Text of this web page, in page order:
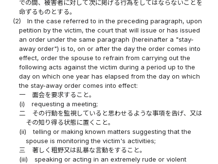
での間、被害者に対して次に掲げる行為をしてはならないことを
命ずるものとする。
(2)
In the case referred to in the preceding paragraph, upon
petition by the victim, the court that will issue or has issued
an order under the same paragraph (hereinafter a "stay-
away order") is to, on or after the day the order comes into
effect, order the spouse to refrain from carrying out the
following acts against the victim during a period up to the
day on which one year has elapsed from the day on which
the stay-away order comes into effect:
一
面会を要求すること。
(i)
requesting a meeting;
二
その行動を監視していると思わせるような事項を告げ、又は
その知り得る状態に置くこと。
(ii)
telling or making known matters suggesting that the
spouse is monitoring the victim's activities;
三
著しく粗野又は乱暴な言動をすること。
(iii)
speaking or acting in an extremely rude or violent